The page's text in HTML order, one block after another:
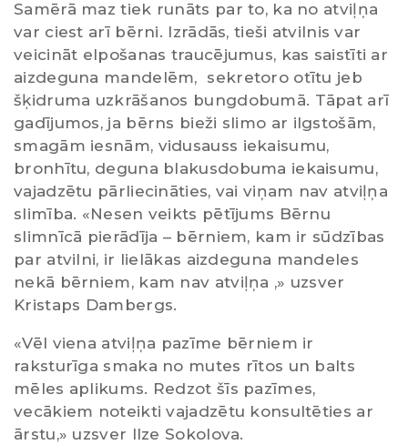
Samērā maz tiek runāts par to, ka no atviļņa
var ciest arī bērni. Izrādās, tieši atvilnis var
veicināt elpošanas traucējumus, kas saistīti ar
aizdeguna mandelēm, sekretoro otītu jeb
šķidruma uzkrāšanos bungdobumā. Tāpat arī
gadījumos, ja bērns bieži slimo ar ilgstošām,
smagām iesnām, vidusauss iekaisumu,
bronhītu, deguna blakusdobuma iekaisumu,
vajadzētu pārliecināties, vai viņam nav atviļņa
slimība. «Nesen veikts pētījums Bērnu
slimnīcā pierādīja – bērniem, kam ir sūdzības
par atvilni, ir lielākas aizdeguna mandeles
nekā bērniem, kam nav atviļņa ,» uzsver
Kristaps Dambergs.
«Vēl viena atviļņa pazīme bērniem ir
raksturīga smaka no mutes rītos un balts
mēles aplikums. Redzot šīs pazīmes,
vecākiem noteikti vajadzētu konsultēties ar
ārstu,» uzsver Ilze Sokolova.